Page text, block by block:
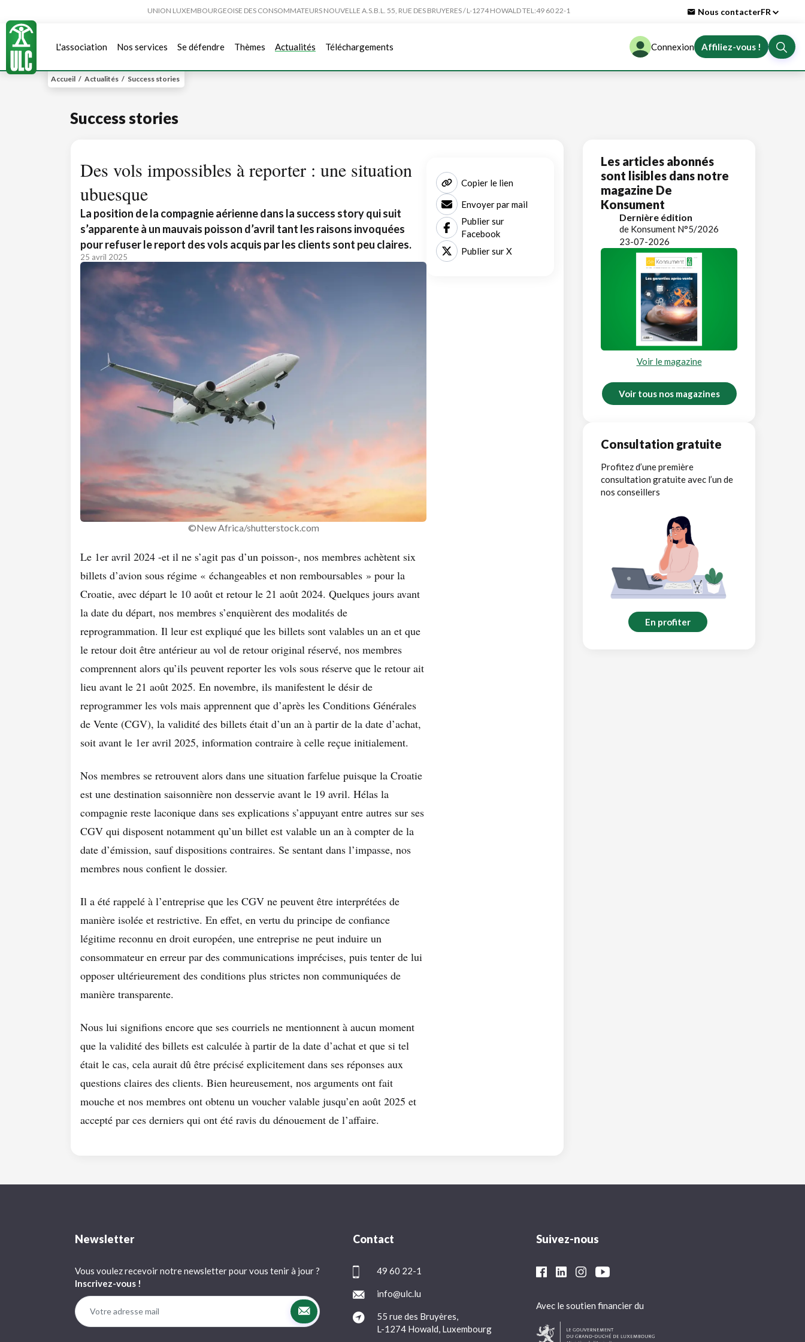
UNION LUXEMBOURGEOISE DES CONSOMMATEURS NOUVELLE A.S.B.L. 55, RUE DES BRUYERES / L-1274 HOWALD TEL:49 60 22-1 Nous contacterFR
L'association Nos services Se défendre Thèmes Actualités Téléchargements Connexion Affiliez-vous !
Accueil / Actualités / Success stories
Success stories
Des vols impossibles à reporter : une situation
ubuesque
La position de la compagnie aérienne dans la success story qui suit
s’apparente à un mauvais poisson d’avril tant les raisons invoquées
pour refuser le report des vols acquis par les clients sont peu claires.
25 avril 2025
©New Africa/shutterstock.com
Le 1er avril 2024 -et il ne s’agit pas d’un poisson-, nos membres achètent six
billets d’avion sous régime « échangeables et non remboursables » pour la
Croatie, avec départ le 10 août et retour le 21 août 2024. Quelques jours avant
la date du départ, nos membres s’enquièrent des modalités de
reprogrammation. Il leur est expliqué que les billets sont valables un an et que
le retour doit être antérieur au vol de retour original réservé, nos membres
comprennent alors qu’ils peuvent reporter les vols sous réserve que le retour ait
lieu avant le 21 août 2025. En novembre, ils manifestent le désir de
reprogrammer les vols mais apprennent que d’après les Conditions Générales
de Vente (CGV), la validité des billets était d’un an à partir de la date d’achat,
soit avant le 1er avril 2025, information contraire à celle reçue initialement.
Nos membres se retrouvent alors dans une situation farfelue puisque la Croatie
est une destination saisonnière non desservie avant le 19 avril. Hélas la
compagnie reste laconique dans ses explications s’appuyant entre autres sur ses
CGV qui disposent notamment qu’un billet est valable un an à compter de la
date d’émission, sauf dispositions contraires. Se sentant dans l’impasse, nos
membres nous confient le dossier.
Il a été rappelé à l’entreprise que les CGV ne peuvent être interprétées de
manière isolée et restrictive. En effet, en vertu du principe de confiance
légitime reconnu en droit européen, une entreprise ne peut induire un
consommateur en erreur par des communications imprécises, puis tenter de lui
opposer ultérieurement des conditions plus strictes non communiquées de
manière transparente.
Nous lui signifions encore que ses courriels ne mentionnent à aucun moment
que la validité des billets est calculée à partir de la date d’achat et que si tel
était le cas, cela aurait dû être précisé explicitement dans ses réponses aux
questions claires des clients. Bien heureusement, nos arguments ont fait
mouche et nos membres ont obtenu un voucher valable jusqu’en août 2025 et
accepté par ces derniers qui ont été ravis du dénouement de l’affaire.
Copier le lien
Envoyer par mail
Publier sur
Facebook
Publier sur X
Les articles abonnés
sont lisibles dans notre
magazine De
Konsument
Dernière édition
de Konsument N°5/2026
23-07-2026
Voir le magazine
Voir tous nos magazines
Consultation gratuite
Profitez d’une première
consultation gratuite avec l’un de
nos conseillers
En profiter
Newsletter
Vous voulez recevoir notre newsletter pour vous tenir à jour ?
Inscrivez-vous !
Contact
49 60 22-1
info@ulc.lu
55 rue des Bruyères,
L-1274 Howald, Luxembourg
Suivez-nous
Avec le soutien financier du